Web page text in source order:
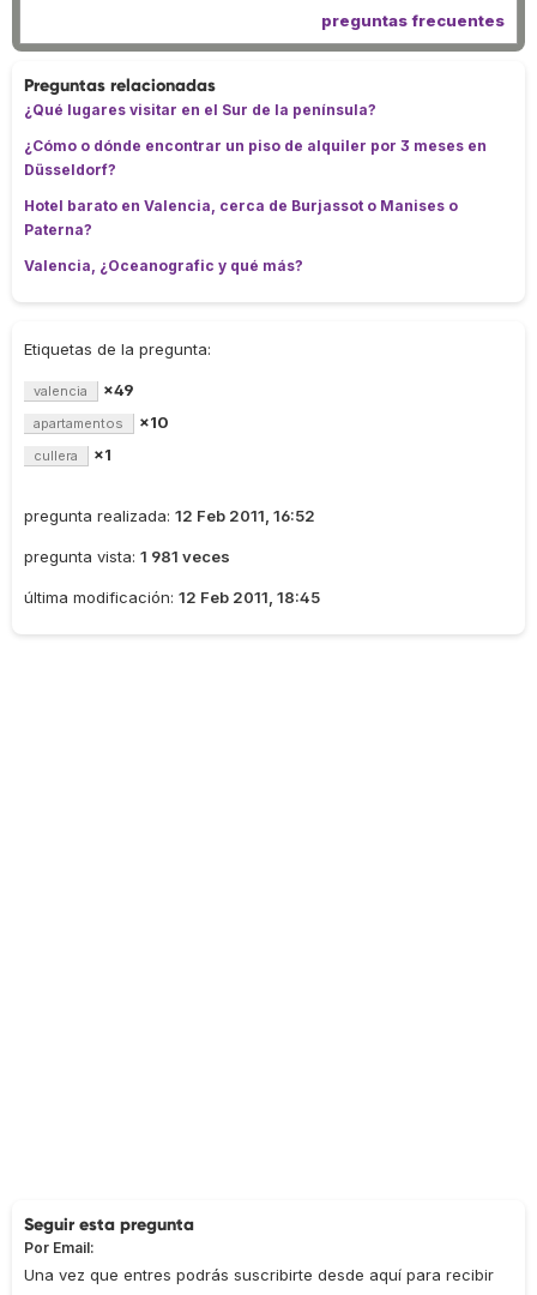
preguntas frecuentes
Preguntas relacionadas
¿Qué lugares visitar en el Sur de la península?
¿Cómo o dónde encontrar un piso de alquiler por 3 meses en
Düsseldorf?
Hotel barato en Valencia, cerca de Burjassot o Manises o
Paterna?
Valencia, ¿Oceanografic y qué más?
Etiquetas de la pregunta:
valencia ×49
apartamentos ×10
cullera ×1
pregunta realizada: 12 Feb 2011, 16:52
pregunta vista: 1 981 veces
última modificación: 12 Feb 2011, 18:45
Seguir esta pregunta
Por Email:
Una vez que entres podrás suscribirte desde aquí para recibir